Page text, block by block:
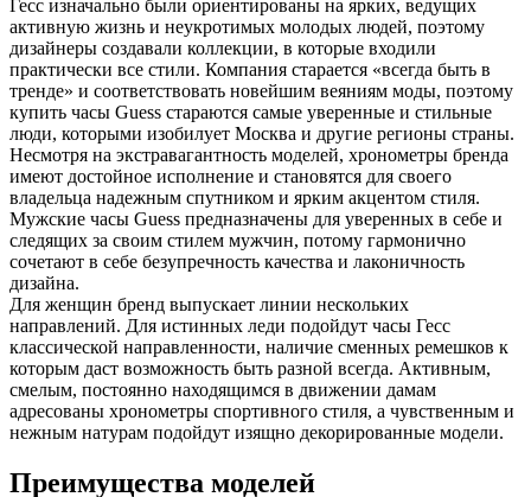
Гесс изначально были ориентированы на ярких, ведущих
активную жизнь и неукротимых молодых людей, поэтому
дизайнеры создавали коллекции, в которые входили
практически все стили. Компания старается «всегда быть в
тренде» и соответствовать новейшим веяниям моды, поэтому
купить часы Guess стараются самые уверенные и стильные
люди, которыми изобилует Москва и другие регионы страны.
Несмотря на экстравагантность моделей, хронометры бренда
имеют достойное исполнение и становятся для своего
владельца надежным спутником и ярким акцентом стиля.
Мужские часы Guess предназначены для уверенных в себе и
следящих за своим стилем мужчин, потому гармонично
сочетают в себе безупречность качества и лаконичность
дизайна.
Для женщин бренд выпускает линии нескольких
направлений. Для истинных леди подойдут часы Гесс
классической направленности, наличие сменных ремешков к
которым даст возможность быть разной всегда. Активным,
смелым, постоянно находящимся в движении дамам
адресованы хронометры спортивного стиля, а чувственным и
нежным натурам подойдут изящно декорированные модели.
Преимущества моделей